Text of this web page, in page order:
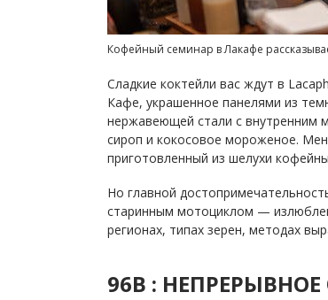
Кофейный семинар в Лакафе
Сладкие коктейли вас ждут в
Кафе, украшенное панелями из
нержавеющей стали с внутренним
сироп и кокосовое мороженое.
приготовленный из шелухи
Но главной
старинным мотоциклом —
регионах, типах зерен, методах
96B :